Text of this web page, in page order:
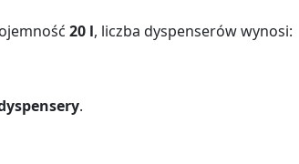
20 l, liczba dyspenserów wynosi:
.